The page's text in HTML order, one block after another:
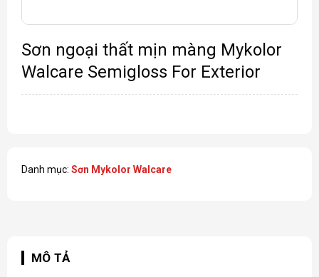
Sơn ngoại thất mịn màng Mykolor
Walcare Semigloss For Exterior
Danh mục: Sơn Mykolor Walcare
MÔ TẢ